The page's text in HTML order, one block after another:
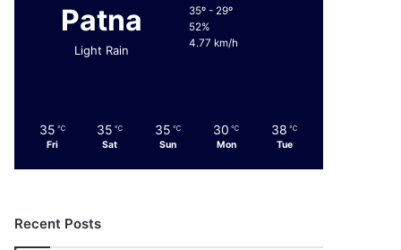
Patna
Light Rain
35º - 29º
52%
4.77 km/h
35 ℃
Fri
35 ℃
Sat
35 ℃
Sun
30 ℃
Mon
38 ℃
Tue
Recent Posts